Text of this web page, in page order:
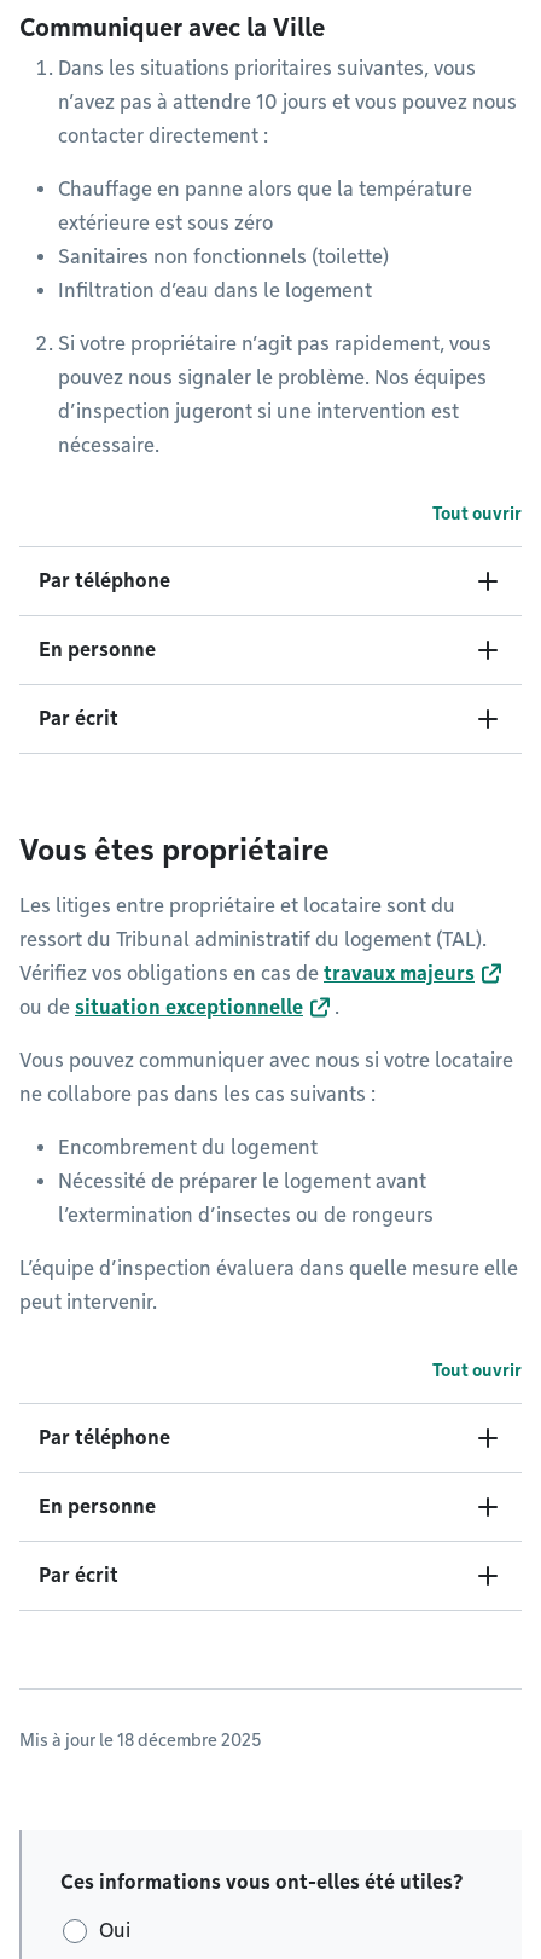
Communiquer avec la Ville
Dans les situations prioritaires suivantes, vous
n’avez pas à attendre 10 jours et vous pouvez nous
contacter directement :
Chauffage en panne alors que la température
extérieure est sous zéro
Sanitaires non fonctionnels (toilette)
Infiltration d’eau dans le logement
Si votre propriétaire n’agit pas rapidement, vous
pouvez nous signaler le problème. Nos équipes
d’inspection jugeront si une intervention est
nécessaire.
Tout ouvrir
Par téléphone
En personne
Par écrit
Vous êtes propriétaire
Les litiges entre propriétaire et locataire sont du
ressort du Tribunal administratif du logement (TAL).
Vérifiez vos obligations en cas de travaux majeurs
ou de situation exceptionnelle .
Vous pouvez communiquer avec nous si votre locataire
ne collabore pas dans les cas suivants :
Encombrement du logement
Nécessité de préparer le logement avant
l’extermination d’insectes ou de rongeurs
L’équipe d’inspection évaluera dans quelle mesure elle
peut intervenir.
Tout ouvrir
Par téléphone
En personne
Par écrit
Mis à jour le 18 décembre 2025
Ces informations vous ont-elles été utiles?
Oui